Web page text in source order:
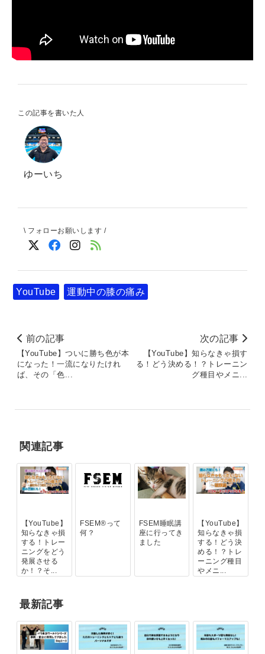
この記事を書いた人
ゆーいち
\ フォローお願いします /
YouTube 運動中の膝の痛み
前の記事
【YouTube】ついに勝ち色が本
になった！一流になりたけれ
ば、その「色...
次の記事
【YouTube】知らなきゃ損す
る！どう決める！？トレーニン
グ種目やメニ...
関連記事
【YouTube】
知らなきゃ損
する！トレー
ニングをどう
発展させる
か！？そ...
FSEM®って
何？
FSEM睡眠講
座に行ってき
ました
【YouTube】
知らなきゃ損
する！どう決
める！？トレ
ーニング種目
やメニ...
最新記事